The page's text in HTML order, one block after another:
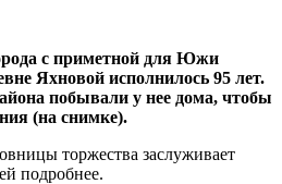
с приметной для Южи
Яхновой исполнилось 95 лет.
побывали у нее дома, чтобы
(на снимке).
торжества заслуживает
подробнее.